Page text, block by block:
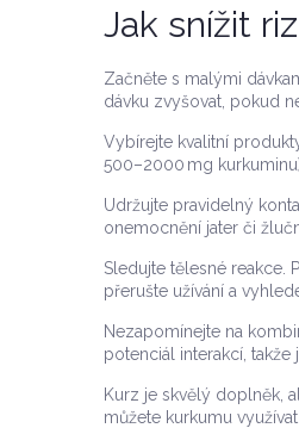
Jak snížit
Začněte s malými
dávku zvyšovat, pokud
Vybírejte kvalitní
500–2000 mg
Udržujte pravidelný
onemocnění jater či
Sledujte tělesné reakce.
přerušte užívání a
Nezapomínejte na
potenciál interakcí,
Kurz je skvělý doplněk,
můžete kurkumu